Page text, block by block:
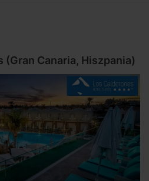
(Gran Canaria, Hiszpania)